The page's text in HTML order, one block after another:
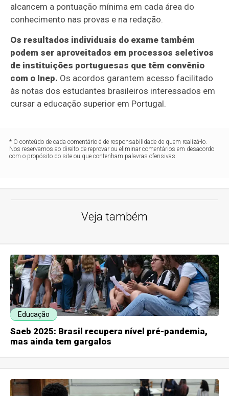
alcancem a pontuação mínima em cada área do
conhecimento nas provas e na redação.
Os resultados individuais do exame também
podem ser aproveitados em processos seletivos
de instituições portuguesas que têm convênio
com o Inep. Os acordos garantem acesso facilitado
às notas dos estudantes brasileiros interessados em
cursar a educação superior em Portugal.
* O conteúdo de cada comentário é de responsabilidade de quem realizá-lo.
Nos reservamos ao direito de reprovar ou eliminar comentários em desacordo
com o propósito do site ou que contenham palavras ofensivas.
Veja também
Educação
Saeb 2025: Brasil recupera nível pré-pandemia,
mas ainda tem gargalos